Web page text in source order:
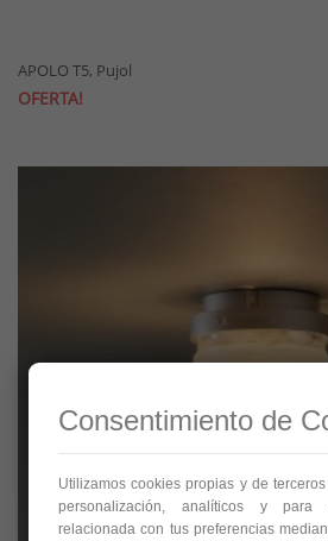
APOLO T5, Pujol
OFERTA!
Consentimiento de
Utilizamos cookies propias y de
personalización, analíticos y para
relacionada con tus preferencias